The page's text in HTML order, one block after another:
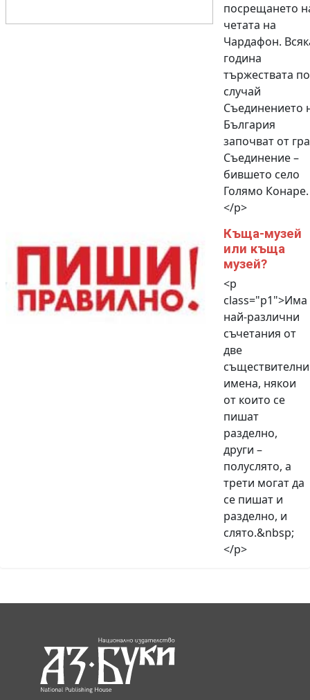
посрещането
четата на
Чардафон.
година
тържествата по
случай
Съединението
България
започват от
Съединение –
бившето село
Голямо Конаре.
</p>
Къща-музей
или къща
музей?
<p
class="p1">Има
най-различни
съчетания от
две
съществителни
имена, някои
от които се
пишат
разделно,
други –
полуслято, а
трети могат да
се пишат и
разделно, и
слято.&nbsp;
</p>